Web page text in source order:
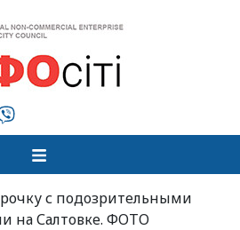
с подозрительными
на Салтовке. ФОТО